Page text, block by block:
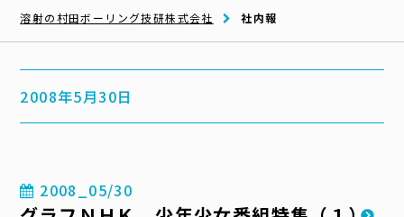
溶射の村田ボーリング技研株式会社 社内報
2008年5月30日
2008_05/30